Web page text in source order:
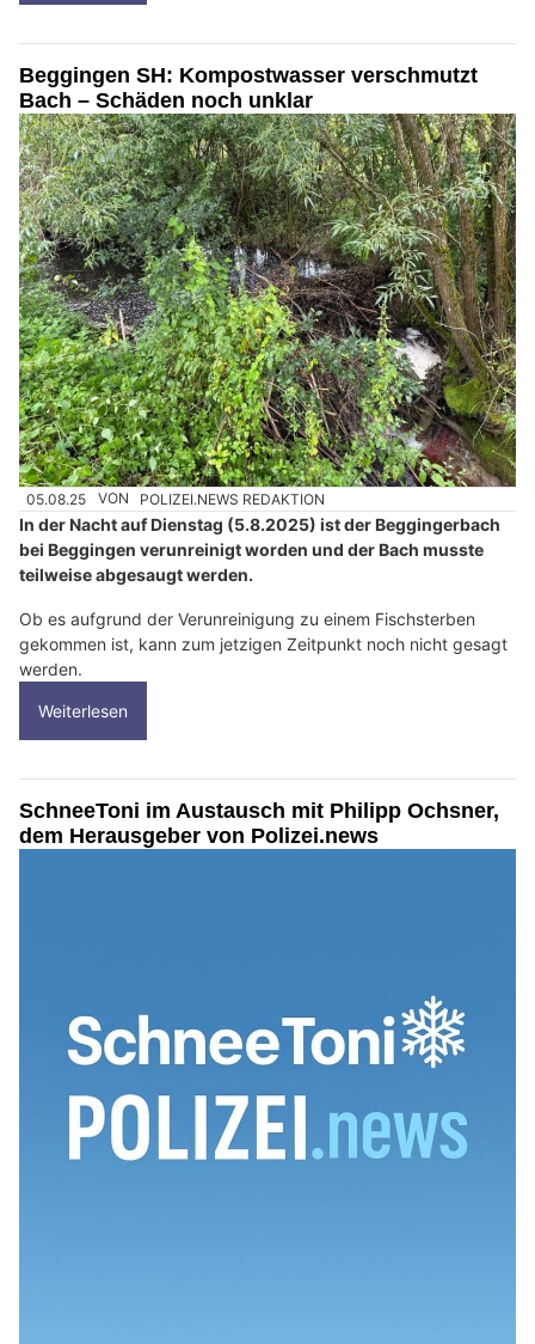
Beggingen SH: Kompostwasser verschmutzt
Bach – Schäden noch unklar
05.08.25 VON POLIZEI.NEWS REDAKTION
In der Nacht auf Dienstag (5.8.2025) ist der Beggingerbach
bei Beggingen verunreinigt worden und der Bach musste
teilweise abgesaugt werden.
Ob es aufgrund der Verunreinigung zu einem Fischsterben
gekommen ist, kann zum jetzigen Zeitpunkt noch nicht gesagt
werden.
Weiterlesen
SchneeToni im Austausch mit Philipp Ochsner,
dem Herausgeber von Polizei.news